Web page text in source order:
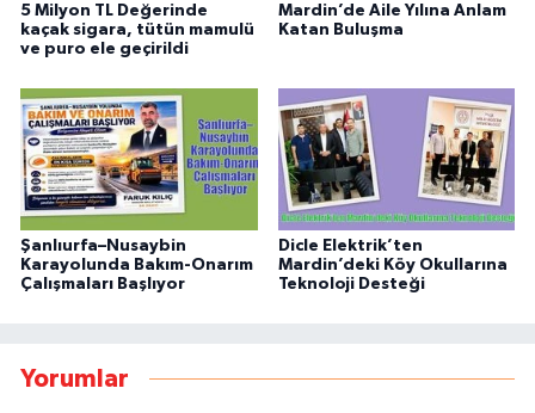
5 Milyon TL Değerinde
kaçak sigara, tütün mamulü
ve puro ele geçirildi
Mardin’de Aile Yılına Anlam
Katan Buluşma
Şanlıurfa–Nusaybin
Karayolunda Bakım-Onarım
Çalışmaları Başlıyor
Dicle Elektrik’ten
Mardin’deki Köy Okullarına
Teknoloji Desteği
Yorumlar